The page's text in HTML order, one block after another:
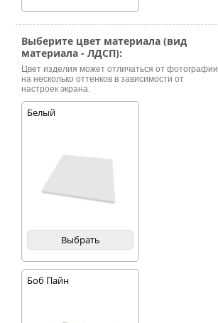
Выберите цвет материала (вид
материала - ЛДСП):
Цвет изделия может отличаться от фотографии
на несколько оттенков в зависимости от
настроек экрана.
Белый
Выбрать
Боб Пайн